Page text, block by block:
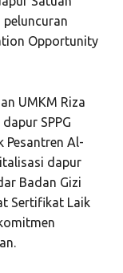
peluncuran
Opportunity
UMKM Riza
SPPG
Pesantren Al-
dapur
Badan Gizi
Sertifikat Laik